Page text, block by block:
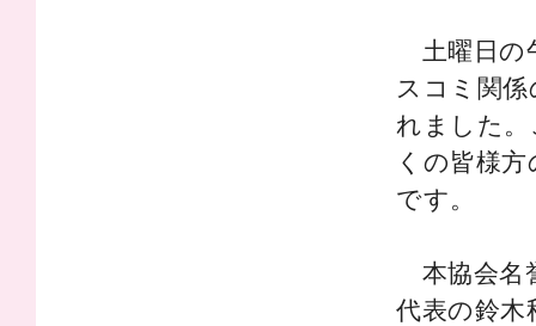
土曜日の
スコミ関
れました
くの皆様
です。
本協会名
代表の鈴木